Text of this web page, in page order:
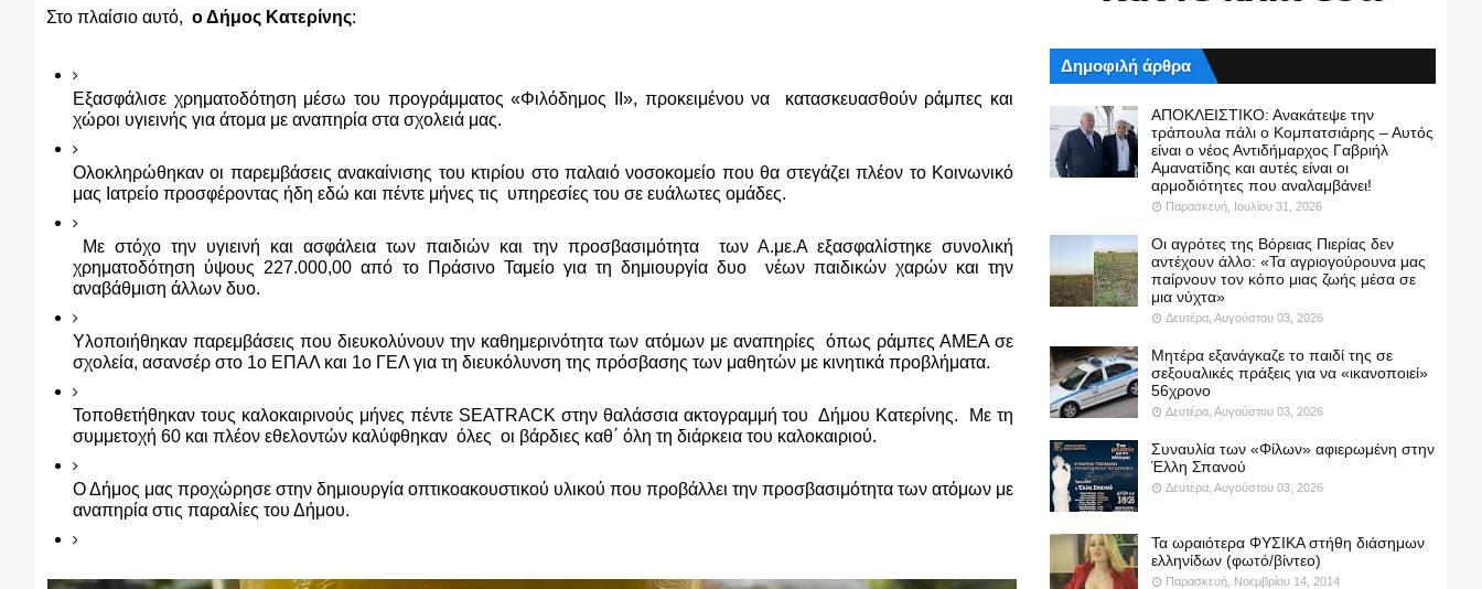
Στο πλαίσιο αυτό, ο Δήμος Κατερίνης:
Εξασφάλισε χρηματοδότηση μέσω του προγράμματος «Φιλόδημος ΙΙ», προκειμένου να  κατασκευασθούν ράμπες και
χώροι υγιεινής για άτομα με αναπηρία στα σχολειά μας.
Ολοκληρώθηκαν οι παρεμβάσεις ανακαίνισης του κτιρίου στο παλαιό νοσοκομείο που θα στεγάζει πλέον το Κοινωνικό
μας Ιατρείο προσφέροντας ήδη εδώ και πέντε μήνες τις  υπηρεσίες του σε ευάλωτες ομάδες.
Με στόχο την υγιεινή και ασφάλεια των παιδιών και την προσβασιμότητα  των Α.με.Α εξασφαλίστηκε συνολική
χρηματοδότηση ύψους 227.000,00 από το Πράσινο Ταμείο για τη δημιουργία δυο  νέων παιδικών χαρών και την
αναβάθμιση άλλων δυο.
Υλοποιήθηκαν παρεμβάσεις που διευκολύνουν την καθημερινότητα των ατόμων με αναπηρίες  όπως ράμπες ΑΜΕΑ σε
σχολεία, ασανσέρ στο 1ο ΕΠΑΛ και 1ο ΓΕΛ για τη διευκόλυνση της πρόσβασης των μαθητών με κινητικά προβλήματα.
Τοποθετήθηκαν τους καλοκαιρινούς μήνες πέντε SEATRACK στην θαλάσσια ακτογραμμή του  Δήμου Κατερίνης.  Με τη
συμμετοχή 60 και πλέον εθελοντών καλύφθηκαν  όλες  οι βάρδιες καθ΄ όλη τη διάρκεια του καλοκαιριού.
Ο Δήμος μας προχώρησε στην δημιουργία οπτικοακουστικού υλικού που προβάλλει την προσβασιμότητα των ατόμων με
αναπηρία στις παραλίες του Δήμου.
Δημοφιλή άρθρα
ΑΠΟΚΛΕΙΣΤΙΚΟ: Ανακάτεψε την
τράπουλα πάλι ο Κομπατσιάρης – Αυτός
είναι ο νέος Αντιδήμαρχος Γαβριήλ
Αμανατίδης και αυτές είναι οι
αρμοδιότητες που αναλαμβάνει!
Παρασκευή, Ιουλίου 31, 2026
Οι αγρότες της Βόρειας Πιερίας δεν
αντέχουν άλλο: «Τα αγριογούρουνα μας
παίρνουν τον κόπο μιας ζωής μέσα σε
μια νύχτα»
Δευτέρα, Αυγούστου 03, 2026
Μητέρα εξανάγκαζε το παιδί της σε
σεξουαλικές πράξεις για να «ικανοποιεί»
56χρονο
Δευτέρα, Αυγούστου 03, 2026
Συναυλία των «Φίλων» αφιερωμένη στην
Έλλη Σπανού
Δευτέρα, Αυγούστου 03, 2026
Τα ωραιότερα ΦΥΣΙΚΑ στήθη διάσημων
ελληνίδων (φωτό/βίντεο)
Παρασκευή, Νοεμβρίου 14, 2014